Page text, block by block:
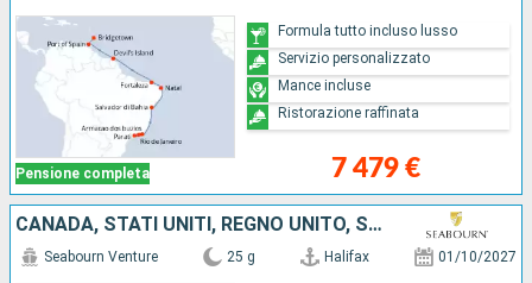
Pensione completa 7 479 €
Formula tutto incluso lusso
Servizio personalizzato
Mance incluse
Ristorazione raffinata
CANADA, STATI UNITI, REGNO UNITO, SANTA LUCIA, BARBADOS, LA TRINIDAD ETOBAGO, FRANCIA, BRASILE
Seabourn Venture 25 g Halifax 01/10/2027